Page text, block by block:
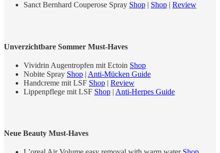
Sanct Bernhard Couperose Spray Shop | Shop | Review
Unverzichtbare Sommer Must-Haves
Vividrin Augentropfen mit Ectoin Shop
Nobite Spray Shop | Anti-Mücken Guide
Handcreme mit LSF Shop | Review
Lippenpflege mit LSF Shop | Anti-Herpes Guide
Neue Beauty Must-Haves